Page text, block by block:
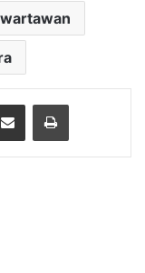
Share via Email Print